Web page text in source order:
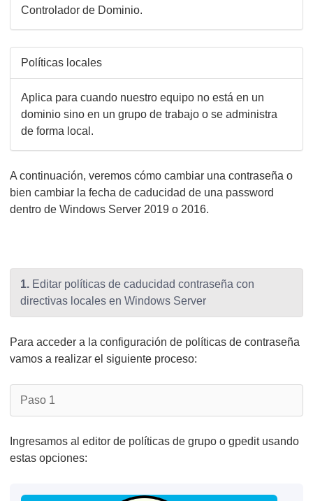
Controlador de Dominio.
Políticas locales
Aplica para cuando nuestro equipo no está en un
dominio sino en un grupo de trabajo o se administra
de forma local.
A continuación, veremos cómo cambiar una contraseña o
bien cambiar la fecha de caducidad de una password
dentro de Windows Server 2019 o 2016.
1. Editar políticas de caducidad contraseña con
directivas locales en Windows Server
Para acceder a la configuración de políticas de contraseña
vamos a realizar el siguiente proceso:
Paso 1
Ingresamos al editor de políticas de grupo o gpedit usando
estas opciones: